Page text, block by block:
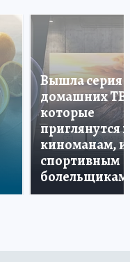
Вышла серия
домашних ТВ,
которые
приглянутся и
киноманам, и
спортивным
болельщикам